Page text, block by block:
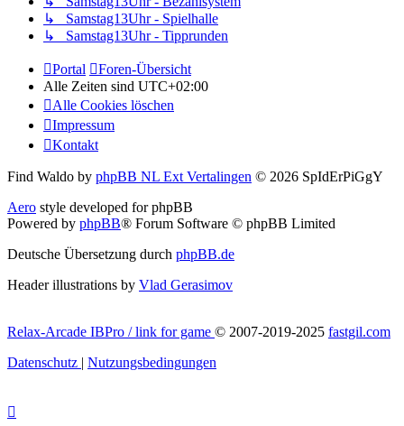
↳ Samstag13Uhr - Spielhalle
↳ Samstag13Uhr - Tipprunden
Portal
Foren-Übersicht
Alle Zeiten sind UTC+02:00
Alle Cookies löschen
Impressum
Kontakt
Find Waldo by phpBB NL Ext Vertalingen © 2026 SpIdErPiGgY
Aero style developed for phpBB
Powered by phpBB® Forum Software © phpBB Limited
Deutsche Übersetzung durch phpBB.de
Header illustrations by Vlad Gerasimov
Relax-Arcade IBPro / link for game © 2007-2019-2025 fastgil.com
Datenschutz | Nutzungsbedingungen